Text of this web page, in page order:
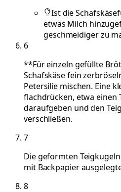
Ist die
etwas Milch
geschmeidiger zu
6
**Für einzeln gefüllte
Schafskäse fein
Petersilie mischen. Eine
flachdrücken, etwa einen
daraufgeben und den
verschließen.
7
Die geformten
mit Backpapier
8